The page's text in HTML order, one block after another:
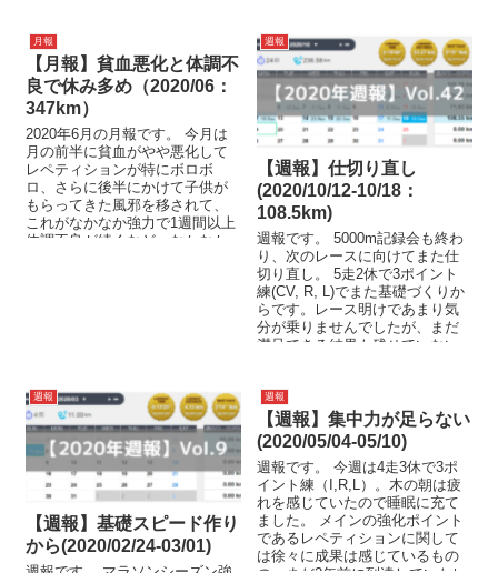
月報
【月報】貧血悪化と体調不
良で休み多め（2020/06：
347km）
2020年6月の月報です。 今月は
月の前半に貧血がやや悪化して
レペティションが特にボロボ
ロ、さらに後半にかけて子供が
もらってきた風邪を移されて、
これがなかなか強力で1週間以上
体調不良が続くなど、なかなか
週報
【週報】仕切り直し
(2020/10/12-10/18：
108.5km)
週報です。 5000m記録会も終わ
り、次のレースに向けてまた仕
切り直し。 5走2休で3ポイント
練(CV, R, L)でまた基礎づくりか
らです。レース明けであまり気
分が乗りませんでしたが、まだ
満足できる結果も残せていない
週報
【週報】基礎スピード作り
から(2020/02/24-03/01)
週報
【週報】集中力が足らない
(2020/05/04-05/10)
週報です。 今週は4走3休で3ポ
イント練（I,R,L）。木の朝は疲
れを感じていたので睡眠に充て
ました。 メインの強化ポイント
であるレペティションに関して
は徐々に成果は感じているもの